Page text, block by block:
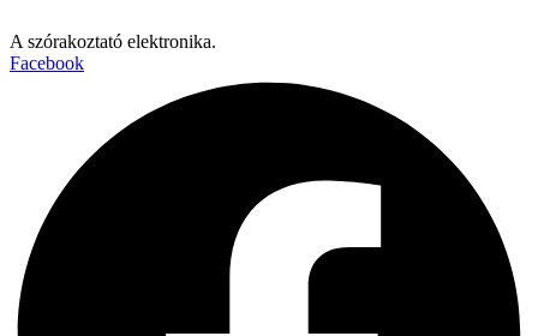
A szórakoztató elektronika.
Facebook